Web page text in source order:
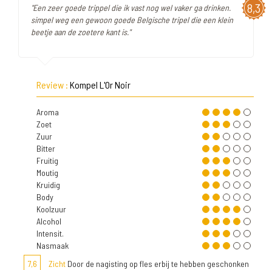
8,3
"Een zeer goede trippel die ik vast nog wel vaker ga drinken.
simpel weg een gewoon goede Belgische tripel die een klein
beetje aan de zoetere kant is."
Review : Kompel L'Or Noir
Aroma
Zoet
Zuur
Bitter
Fruitig
Moutig
Kruidig
Body
Koolzuur
Alcohol
Intensit.
Nasmaak
7,6
Zicht Door de nagisting op fles erbij te hebben geschonken